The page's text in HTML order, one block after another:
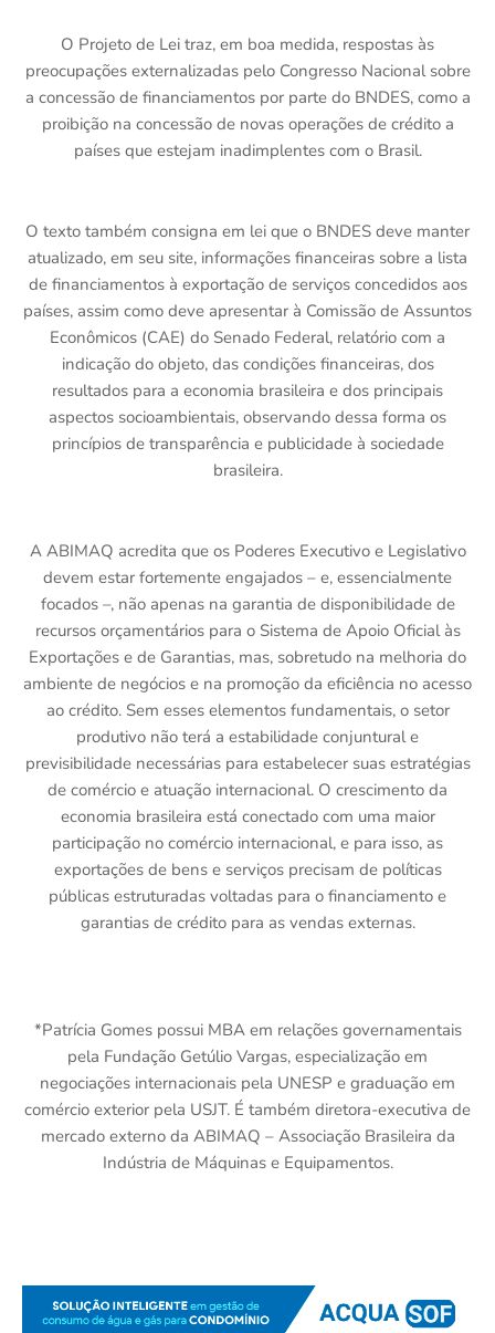
O Projeto de Lei traz, em boa medida, respostas às
preocupações externalizadas pelo Congresso Nacional sobre
a concessão de financiamentos por parte do BNDES, como a
proibição na concessão de novas operações de crédito a
países que estejam inadimplentes com o Brasil.
O texto também consigna em lei que o BNDES deve manter
atualizado, em seu site, informações financeiras sobre a lista
de financiamentos à exportação de serviços concedidos aos
países, assim como deve apresentar à Comissão de Assuntos
Econômicos (CAE) do Senado Federal, relatório com a
indicação do objeto, das condições financeiras, dos
resultados para a economia brasileira e dos principais
aspectos socioambientais, observando dessa forma os
princípios de transparência e publicidade à sociedade
brasileira.
A ABIMAQ acredita que os Poderes Executivo e Legislativo
devem estar fortemente engajados – e, essencialmente
focados –, não apenas na garantia de disponibilidade de
recursos orçamentários para o Sistema de Apoio Oficial às
Exportações e de Garantias, mas, sobretudo na melhoria do
ambiente de negócios e na promoção da eficiência no acesso
ao crédito. Sem esses elementos fundamentais, o setor
produtivo não terá a estabilidade conjuntural e
previsibilidade necessárias para estabelecer suas estratégias
de comércio e atuação internacional. O crescimento da
economia brasileira está conectado com uma maior
participação no comércio internacional, e para isso, as
exportações de bens e serviços precisam de políticas
públicas estruturadas voltadas para o financiamento e
garantias de crédito para as vendas externas.
*Patrícia Gomes possui MBA em relações governamentais
pela Fundação Getúlio Vargas, especialização em
negociações internacionais pela UNESP e graduação em
comércio exterior pela USJT. É também diretora-executiva de
mercado externo da ABIMAQ – Associação Brasileira da
Indústria de Máquinas e Equipamentos.